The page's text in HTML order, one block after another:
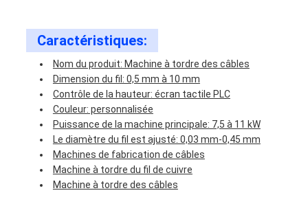
Caractéristiques:
Nom du produit: Machine à tordre des câbles
Dimension du fil: 0,5 mm à 10 mm
Contrôle de la hauteur: écran tactile PLC
Couleur: personnalisée
Puissance de la machine principale: 7,5 à 11 kW
Le diamètre du fil est ajusté: 0,03 mm-0,45 mm
Machines de fabrication de câbles
Machine à tordre du fil de cuivre
Machine à tordre des câbles